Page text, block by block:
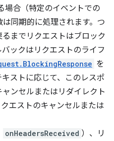
場合（特定のイベントでの
同期的に処理されます。つ
までリクエストはブロック
ックはリクエストのライフ
を
ストに応じて、このレスポ
ンセルまたはリダイレクト
エストのキャンセルまたは
onHeadersReceived ）、リ